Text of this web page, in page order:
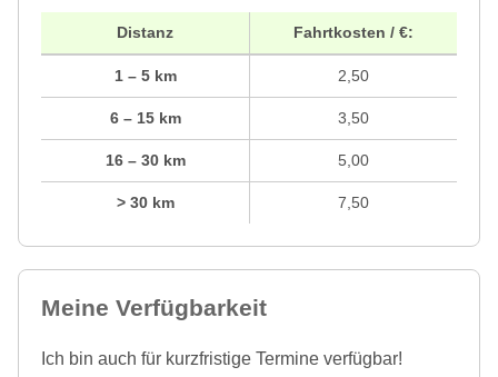
Distanz
1 – 5 km
6 – 15 km
16 – 30 km
> 30 km
Fahrtkosten / €:
2,50
3,50
5,00
7,50
Meine Verfügbarkeit
Ich bin auch für kurzfristige Termine verfügbar!